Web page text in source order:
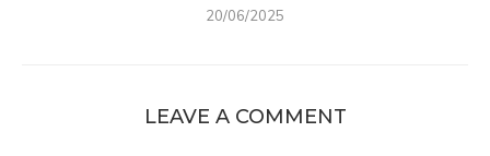
20/06/2025
LEAVE A COMMENT